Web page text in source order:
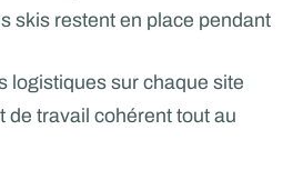
skis restent en place pendant
logistiques sur chaque site
de travail cohérent tout au